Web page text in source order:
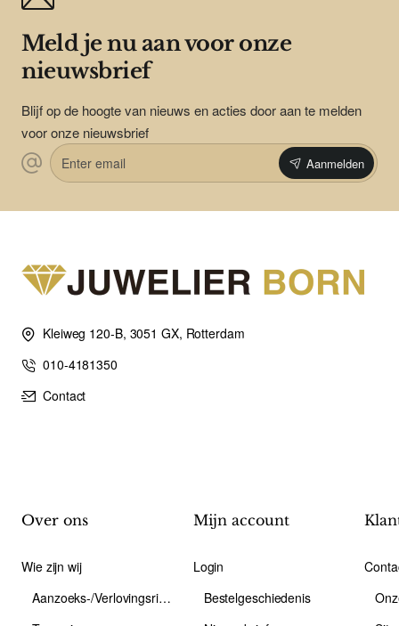
Meld je nu aan voor onze
nieuwsbrief
Blijf op de hoogte van nieuws en acties door aan te melden
voor onze nieuwsbrief
Enter
email
Aanmelden
Kleiweg 120-B, 3051 GX, Rotterdam
010-4181350
Contact
Over ons
Wie zijn wij
Aanzoeks-/Verlovingsring
Mijn account
Login
Bestelgeschiedenis